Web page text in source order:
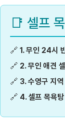
📑 셀프
🔗 1. 무인 24시
🔗 2. 무인 애견
🔗 3. 수영구 지
🔗 4. 셀프 목욕